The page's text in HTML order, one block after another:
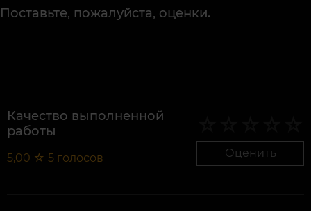
Поставьте, пожалуйста, оценки.
Качество выполненной
работы
5,00 ☆ 5 голосов Оценить